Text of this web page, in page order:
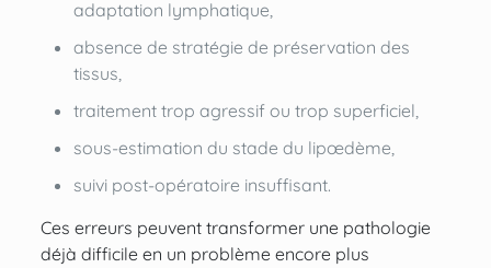
adaptation lymphatique,
absence de stratégie de préservation des
tissus,
traitement trop agressif ou trop superficiel,
sous-estimation du stade du lipœdème,
suivi post-opératoire insuffisant.
Ces erreurs peuvent transformer une pathologie
déjà difficile en un problème encore plus